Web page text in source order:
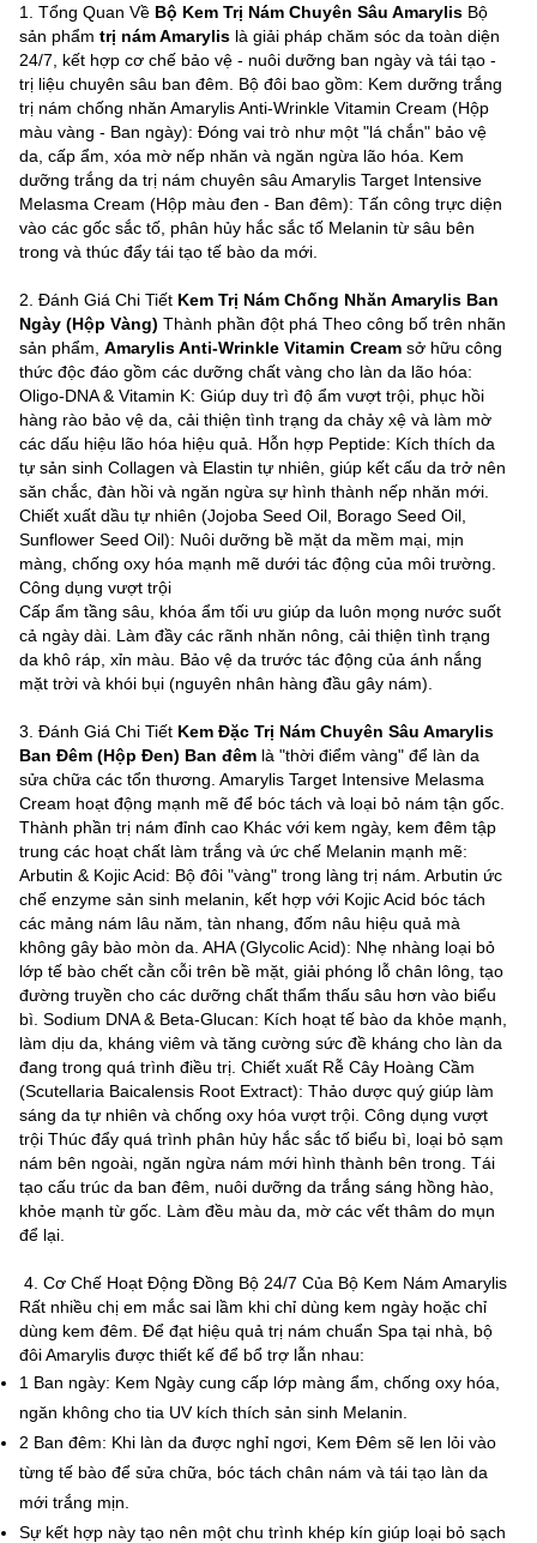
1. Tổng Quan Về Bộ Kem Trị Nám Chuyên Sâu Amarylis Bộ
sản phẩm trị nám Amarylis là giải pháp chăm sóc da toàn diện
24/7, kết hợp cơ chế bảo vệ - nuôi dưỡng ban ngày và tái tạo -
trị liệu chuyên sâu ban đêm. Bộ đôi bao gồm: Kem dưỡng trắng
trị nám chống nhăn Amarylis Anti-Wrinkle Vitamin Cream (Hộp
màu vàng - Ban ngày): Đóng vai trò như một "lá chắn" bảo vệ
da, cấp ẩm, xóa mờ nếp nhăn và ngăn ngừa lão hóa. Kem
dưỡng trắng da trị nám chuyên sâu Amarylis Target Intensive
Melasma Cream (Hộp màu đen - Ban đêm): Tấn công trực diện
vào các gốc sắc tố, phân hủy hắc sắc tố Melanin từ sâu bên
trong và thúc đẩy tái tạo tế bào da mới.
2. Đánh Giá Chi Tiết Kem Trị Nám Chống Nhăn Amarylis Ban
Ngày (Hộp Vàng) Thành phần đột phá Theo công bố trên nhãn
sản phẩm, Amarylis Anti-Wrinkle Vitamin Cream sở hữu công
thức độc đáo gồm các dưỡng chất vàng cho làn da lão hóa:
Oligo-DNA & Vitamin K: Giúp duy trì độ ẩm vượt trội, phục hồi
hàng rào bảo vệ da, cải thiện tình trạng da chảy xệ và làm mờ
các dấu hiệu lão hóa hiệu quả. Hỗn hợp Peptide: Kích thích da
tự sản sinh Collagen và Elastin tự nhiên, giúp kết cấu da trở nên
săn chắc, đàn hồi và ngăn ngừa sự hình thành nếp nhăn mới.
Chiết xuất dầu tự nhiên (Jojoba Seed Oil, Borago Seed Oil,
Sunflower Seed Oil): Nuôi dưỡng bề mặt da mềm mại, mịn
màng, chống oxy hóa mạnh mẽ dưới tác động của môi trường.
Công dụng vượt trội
Cấp ẩm tầng sâu, khóa ẩm tối ưu giúp da luôn mọng nước suốt
cả ngày dài. Làm đầy các rãnh nhăn nông, cải thiện tình trạng
da khô ráp, xỉn màu. Bảo vệ da trước tác động của ánh nắng
mặt trời và khói bụi (nguyên nhân hàng đầu gây nám).
3. Đánh Giá Chi Tiết Kem Đặc Trị Nám Chuyên Sâu Amarylis
Ban Đêm (Hộp Đen) Ban đêm là "thời điểm vàng" để làn da
sửa chữa các tổn thương. Amarylis Target Intensive Melasma
Cream hoạt động mạnh mẽ để bóc tách và loại bỏ nám tận gốc.
Thành phần trị nám đỉnh cao Khác với kem ngày, kem đêm tập
trung các hoạt chất làm trắng và ức chế Melanin mạnh mẽ:
Arbutin & Kojic Acid: Bộ đôi "vàng" trong làng trị nám. Arbutin ức
chế enzyme sản sinh melanin, kết hợp với Kojic Acid bóc tách
các mảng nám lâu năm, tàn nhang, đốm nâu hiệu quả mà
không gây bào mòn da. AHA (Glycolic Acid): Nhẹ nhàng loại bỏ
lớp tế bào chết cằn cỗi trên bề mặt, giải phóng lỗ chân lông, tạo
đường truyền cho các dưỡng chất thẩm thấu sâu hơn vào biểu
bì. Sodium DNA & Beta-Glucan: Kích hoạt tế bào da khỏe mạnh,
làm dịu da, kháng viêm và tăng cường sức đề kháng cho làn da
đang trong quá trình điều trị. Chiết xuất Rễ Cây Hoàng Cầm
(Scutellaria Baicalensis Root Extract): Thảo dược quý giúp làm
sáng da tự nhiên và chống oxy hóa vượt trội. Công dụng vượt
trội Thúc đẩy quá trình phân hủy hắc sắc tố biểu bì, loại bỏ sạm
nám bên ngoài, ngăn ngừa nám mới hình thành bên trong. Tái
tạo cấu trúc da ban đêm, nuôi dưỡng da trắng sáng hồng hào,
khỏe mạnh từ gốc. Làm đều màu da, mờ các vết thâm do mụn
để lại.
4. Cơ Chế Hoạt Động Đồng Bộ 24/7 Của Bộ Kem Nám Amarylis
Rất nhiều chị em mắc sai lầm khi chỉ dùng kem ngày hoặc chỉ
dùng kem đêm. Để đạt hiệu quả trị nám chuẩn Spa tại nhà, bộ
đôi Amarylis được thiết kế để bổ trợ lẫn nhau:
1 Ban ngày: Kem Ngày cung cấp lớp màng ẩm, chống oxy hóa,
ngăn không cho tia UV kích thích sản sinh Melanin.
2 Ban đêm: Khi làn da được nghỉ ngơi, Kem Đêm sẽ len lỏi vào
từng tế bào để sửa chữa, bóc tách chân nám và tái tạo làn da
mới trắng mịn.
Sự kết hợp này tạo nên một chu trình khép kín giúp loại bỏ sạch